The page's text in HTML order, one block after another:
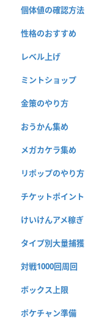
個体値の確認方法
性格のおすすめ
レベル上げ
ミントショップ
金策のやり方
おうかん集め
メガカケラ集め
リポップのやり方
チケットポイント
けいけんアメ稼ぎ
タイプ別大量捕獲
対戦1000回周回
ボックス上限
ポケチャン準備